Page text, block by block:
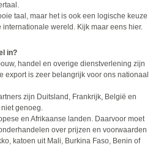
taal, maar het is ook een logische keuze
wereld. Kijk maar eens hier.
in?
handel en overige dienstverlening zijn
export is zeer belangrijk voor ons nationaal
zijn Duitsland, Frankrijk, België en
genoeg.
en Afrikaanse landen. Daarvoor moet
over prijzen en voorwaarden
katoen uit Mali, Burkina Faso, Benin of